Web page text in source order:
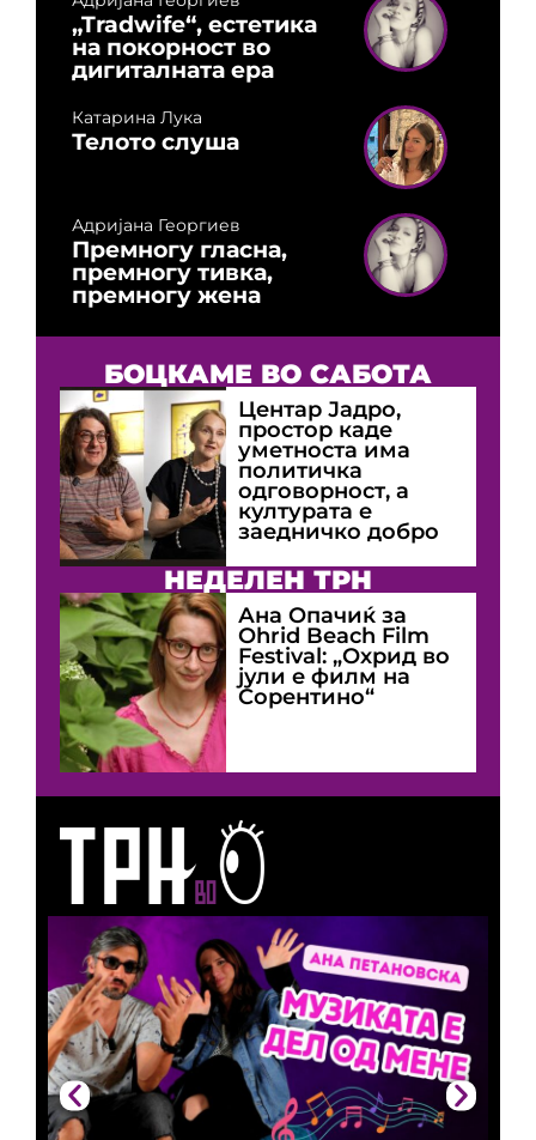
„Tradwife“, естетика
на покорност во
дигиталната ера
Катарина Лука
Телото слуша
Адријана Георгиев
Премногу гласна,
премногу тивка,
премногу жена
БОЦКАМЕ ВО САБОТА
Центар Јадро,
простор каде
уметноста има
политичка
одговорност, а
културата е
заедничко добро
НЕДЕЛЕН ТРН
Ана Опачиќ за
Оhrid Beach Film
Festival: „Охрид во
јули е филм на
Сорентино“